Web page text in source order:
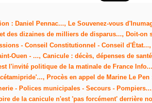
: Daniel Pennac..., Le Souvenez-vous
des dizaines de milliers de disparus..., Doit-on
- Conseil Constitutionnel - Conseil
Ouen - ..., Canicule : décès, dépenses de
l'invité politique de la matinale de France
Procès en appel de Marine Le
- Polices municipales - Secours -
de la canicule n'est 'pas forcément' derrière